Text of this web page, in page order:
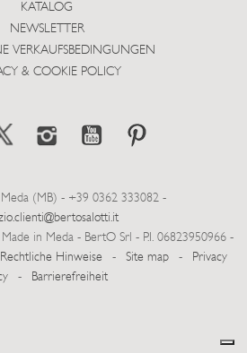
KATALOG
NEWSLETTER
VERKAUFSBEDINGUNGEN
& COOKIE POLICY
Meda (MB) - +39 0362 333082 -
in Meda - BertO Srl - P.I. 06823950966 -
Rechtliche Hinweise - Site map -
Privacy
- Barrierefreiheit